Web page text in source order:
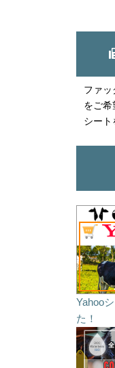
ファッ
をご希
シート
Yahoo
た！